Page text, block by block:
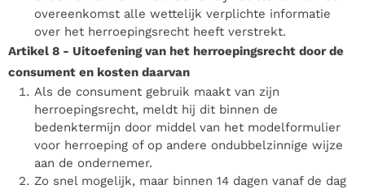
overeenkomst alle wettelijk verplichte informatie
over het herroepingsrecht heeft verstrekt.
Artikel 8 - Uitoefening van het herroepingsrecht door de
consument en kosten daarvan
Als de consument gebruik maakt van zijn
herroepingsrecht, meldt hij dit binnen de
bedenktermijn door middel van het modelformulier
voor herroeping of op andere ondubbelzinnige wijze
aan de ondernemer.
Zo snel mogelijk, maar binnen 14 dagen vanaf de dag